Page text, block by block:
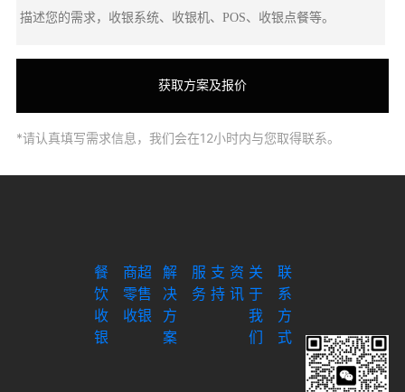
*请认真填写需求信息，我们会在12小时内与您取得联系。
餐
饮
收
银
商超
零售
收银
解
决
方
案
服
务
支
持
资
讯
关
于
我
们
联
系
方
式